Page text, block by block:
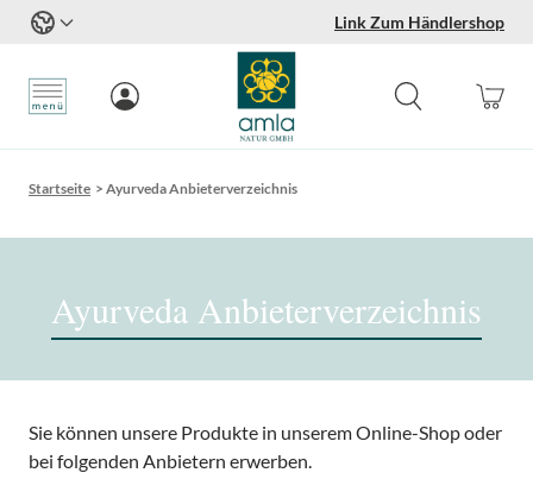
Link Zum Händlershop
Startseite > Ayurveda Anbieterverzeichnis
Ayurveda Anbieterverzeichnis
Sie können unsere Produkte in unserem Online-Shop oder
bei folgenden Anbietern erwerben.